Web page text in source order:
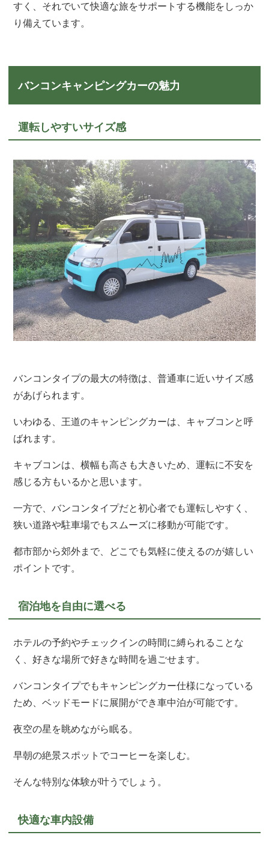
すく、それでいて快適な旅をサポートする機能をしっか
り備えています。
バンコンキャンピングカーの魅力
運転しやすいサイズ感
バンコンタイプの最大の特徴は、普通車に近いサイズ感
があげられます。
いわゆる、王道のキャンピングカーは、キャブコンと呼
ばれます。
キャブコンは、横幅も高さも大きいため、運転に不安を
感じる方もいるかと思います。
一方で、バンコンタイプだと初心者でも運転しやすく、
狭い道路や駐車場でもスムーズに移動が可能です。
都市部から郊外まで、どこでも気軽に使えるのが嬉しい
ポイントです。
宿泊地を自由に選べる
ホテルの予約やチェックインの時間に縛られることな
く、好きな場所で好きな時間を過ごせます。
バンコンタイプでもキャンピングカー仕様になっている
ため、ベッドモードに展開ができ車中泊が可能です。
夜空の星を眺めながら眠る。
早朝の絶景スポットでコーヒーを楽しむ。
そんな特別な体験が叶うでしょう。
快適な車内設備